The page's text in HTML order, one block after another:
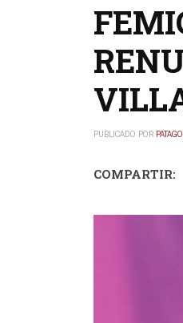
PUBLICADO POR
COMPARTIR: